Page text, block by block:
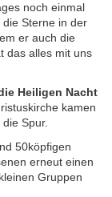
noch einmal
Sterne in der
er auch die
das alles mit uns
Heiligen Nacht
kamen
Spur.
50köpfigen
erneut einen
Gruppen